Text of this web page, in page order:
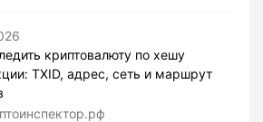
криптовалюту по хешу
TXID, адрес, сеть и маршрут